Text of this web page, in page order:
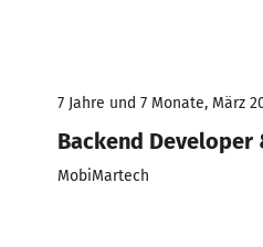
7 Jahre und 7 Monate, März
Backend Developer
MobiMartech